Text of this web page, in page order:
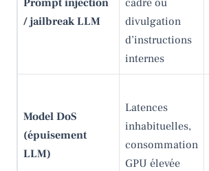
/ jailbreak LLM
divulgation
d’instructions
internes
Model DoS
(épuisement
LLM)
Latences
inhabituelles,
consommation
GPU élevée